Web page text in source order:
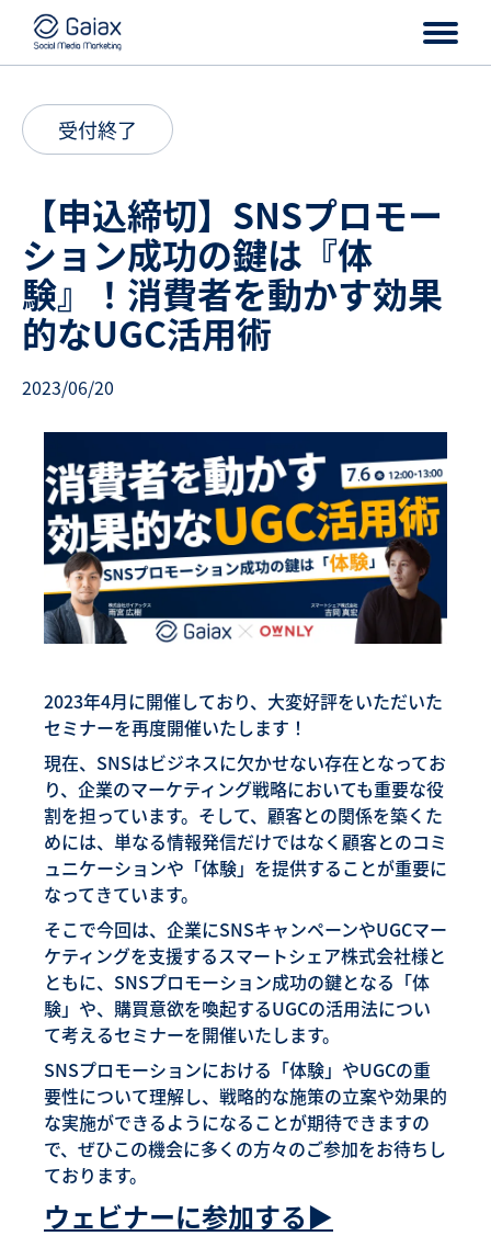
受付終了
【申込締切】SNSプロモー
ション成功の鍵は『体
験』！消費者を動かす効果
的なUGC活用術
2023/06/20
2023年4月に開催しており、大変好評をいただいた
セミナーを再度開催いたします！
現在、SNSはビジネスに欠かせない存在となってお
り、企業のマーケティング戦略においても重要な役
割を担っています。そして、顧客との関係を築くた
めには、単なる情報発信だけではなく顧客とのコミ
ュニケーションや「体験」を提供することが重要に
なってきています。
そこで今回は、企業にSNSキャンペーンやUGCマー
ケティングを支援するスマートシェア株式会社様と
ともに、SNSプロモーション成功の鍵となる「体
験」や、購買意欲を喚起するUGCの活用法につい
て考えるセミナーを開催いたします。
SNSプロモーションにおける「体験」やUGCの重
要性について理解し、戦略的な施策の立案や効果的
な実施ができるようになることが期待できますの
で、ぜひこの機会に多くの方々のご参加をお待ちし
ております。
ウェビナーに参加する▶︎